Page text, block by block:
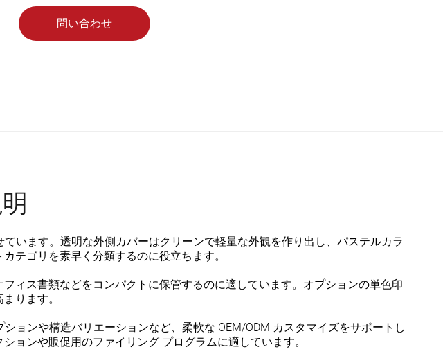
問い合わせ
います。透明な外側カバーはクリーンで軽量な外観を作り出し、パステルカラ
テゴリを素早く分類するのに役立ちます。
ィス書類などをコンパクトに保管するのに適しています。オプションの単色印
ります。
ョンや構造バリエーションなど、柔軟な OEM/ODM カスタマイズをサポートし
ョンや販促用のファイリング プログラムに適しています。